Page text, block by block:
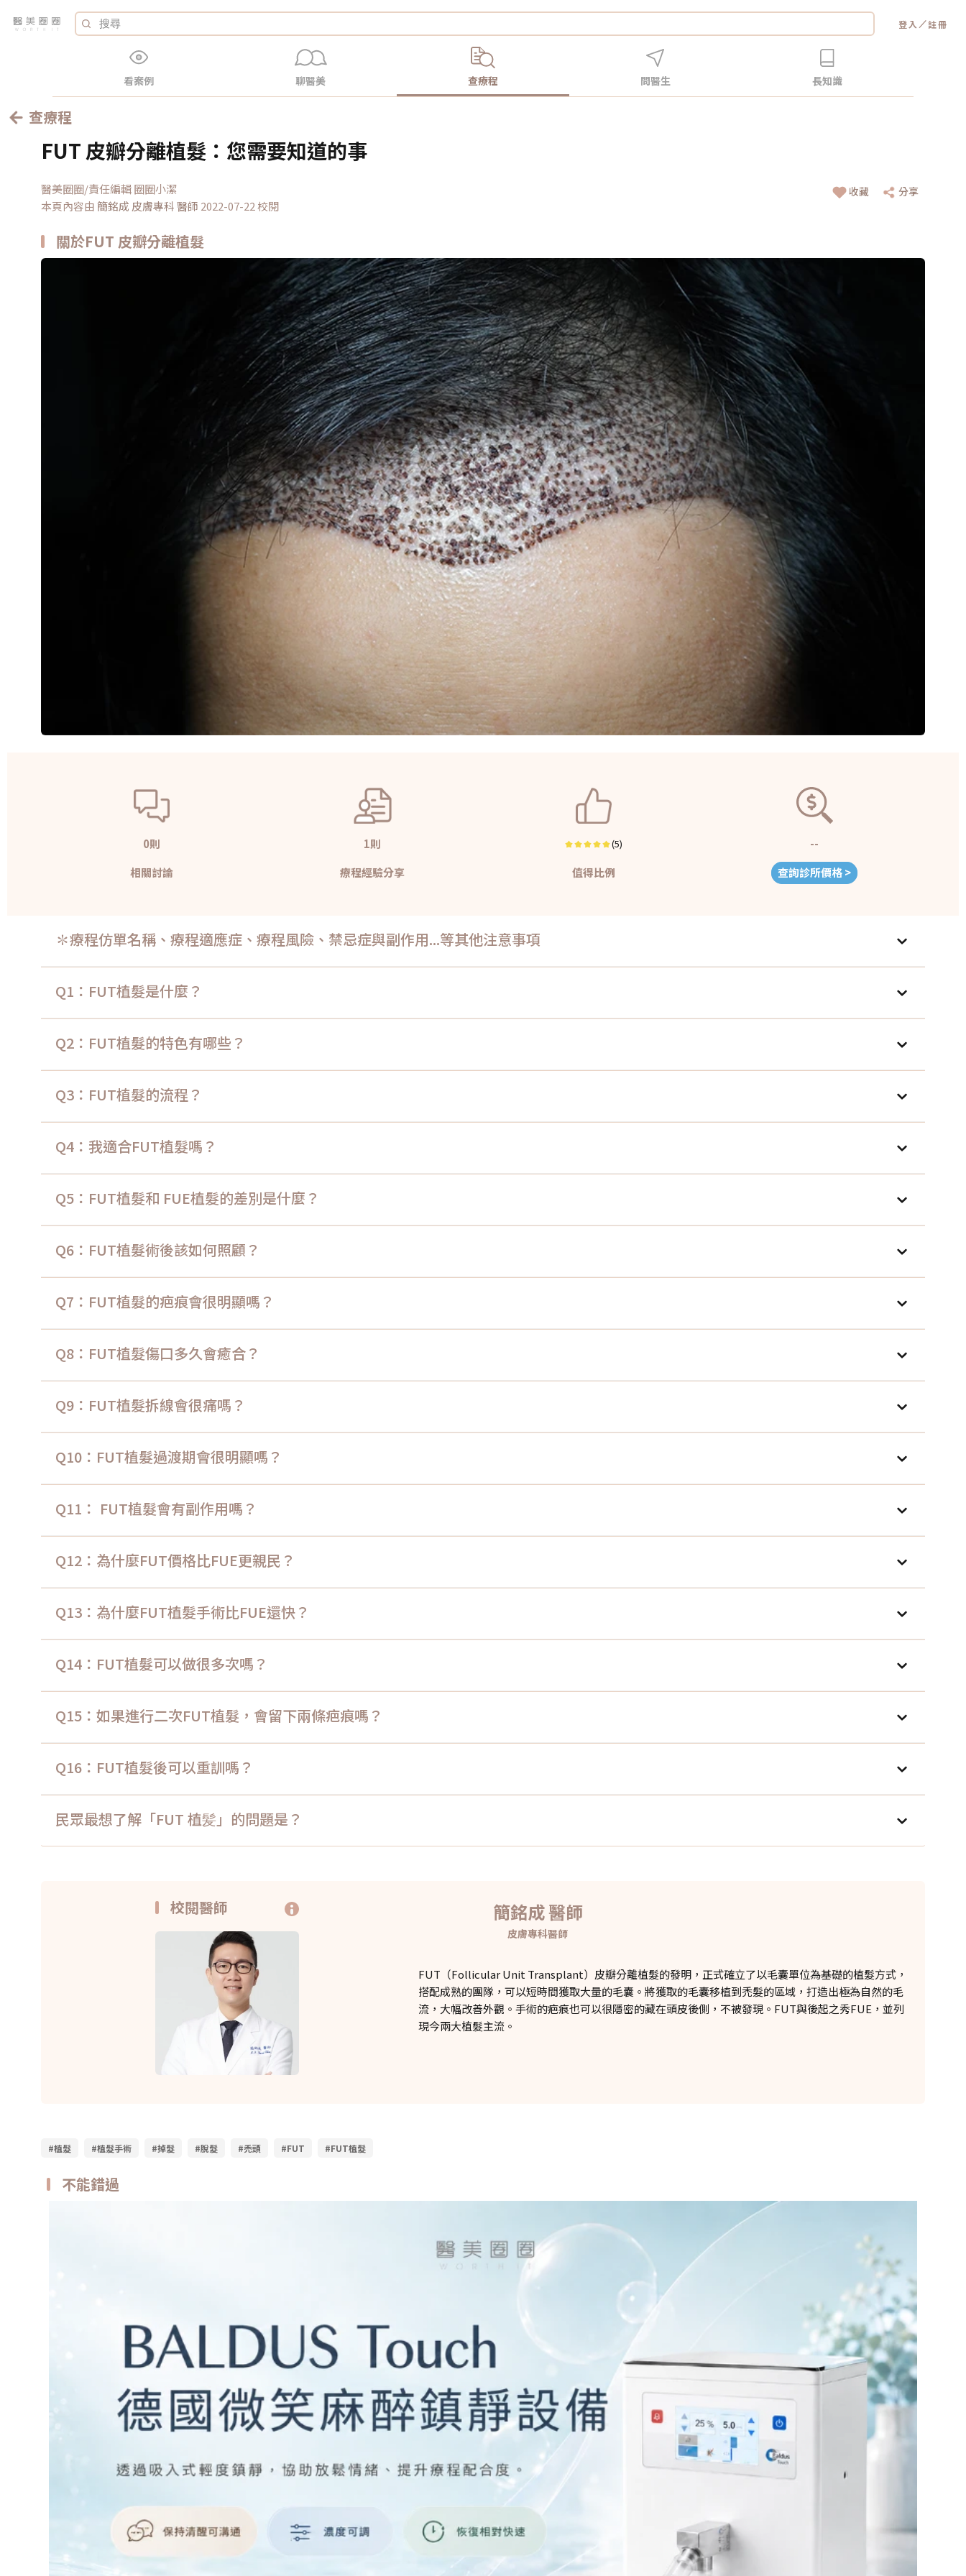
登入 ／註冊
看案例 聊醫美 查療程 問醫生 長知識
查療程
FUT 皮瓣分離植髮：您需要知道的事
醫美圈圈/責任編輯 圈圈小潔
本頁內容由 簡銘成 皮膚專科醫師 2022-07-22 校閱
收藏 分享
關於FUT 皮瓣分離植髮
0則
相關討論
1則
療程經驗分享
(5)
值得比例
--
查詢診所價格 >
✽療程仿單名稱、療程適應症、療程風險、禁忌症與副作用...等其他注意事項
Q1：FUT植髮是什麼？
Q2：FUT植髮的特色有哪些？
Q3：FUT植髮的流程？
Q4：我適合FUT植髮嗎？
Q5：FUT植髮和 FUE植髮的差別是什麼？
Q6：FUT植髮術後該如何照顧？
Q7：FUT植髮的疤痕會很明顯嗎？
Q8：FUT植髮傷口多久會癒合？
Q9：FUT植髮拆線會很痛嗎？
Q10：FUT植髮過渡期會很明顯嗎？
Q11： FUT植髮會有副作用嗎？
Q12：為什麼FUT價格比FUE更親民？
Q13：為什麼FUT植髮手術比FUE還快？
Q14：FUT植髮可以做很多次嗎？
Q15：如果進行二次FUT植髮，會留下兩條疤痕嗎？
Q16：FUT植髮後可以重訓嗎？
民眾最想了解「FUT 植髪」的問題是？
校閱醫師 簡銘成 醫師
皮膚專科醫師
FUT（Follicular Unit Transplant）皮瓣分離植髮的發明，正式確立了以毛囊單位為基礎的植髮方式，
搭配成熟的團隊，可以短時間獲取大量的毛囊。將獲取的毛囊移植到禿髮的區域，打造出極為自然的毛
流，大幅改善外觀。手術的疤痕也可以很隱密的藏在頭皮後側，不被發現。FUT與後起之秀FUE，並列
現今兩大植髮主流。
#植髮 #植髮手術 #掉髮 #脫髮 #禿頭 #FUT #FUT植髮
不能錯過